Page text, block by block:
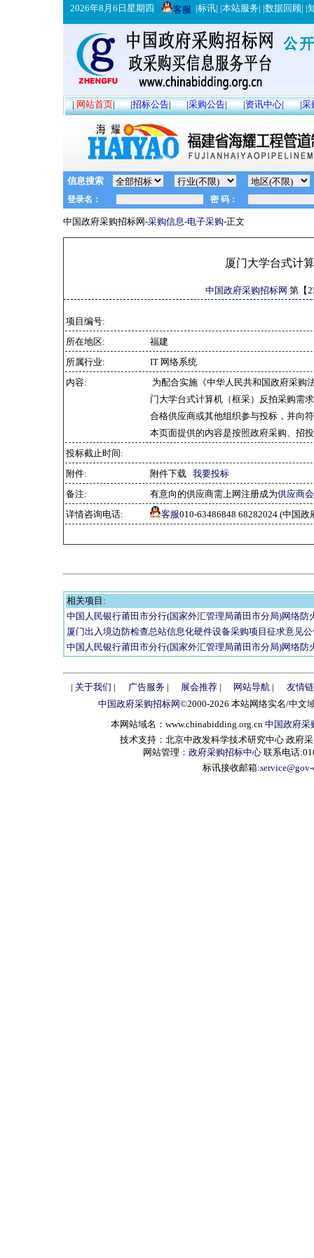
2026年8月6日星期四 客服 |标讯| |本站服务| |数据回顾| |
|网站首页| |招标公告| |采购公告| |资讯中心| |采
信息搜索
中国政府采购招标网-采购信息-电子采购-正文
厦门大学台式计
中国政府采购招标网 第【
项目编号:
所在地区:
福建
所属行业:
IT 网络系统
内容:
为配合实施《中华人民共和国政府采购
门大学台式计算机（框采）反拍采购需
合格供应商或其他组织参与投标，并向
本页面提供的内容是按照政府采购、招
投标截止时间:
附件:
附件下载 我要投标
备注:
有意向的供应商需上网注册成为供应商
详情咨询电话:
客服010-63486848 68282024 (中国
相关项目:
中国人民银行莆田市分行(国家外汇管理局莆田市分局)网络防
厦门出入境边防检查总站信息化硬件设备采购项目征求意见
中国人民银行莆田市分行(国家外汇管理局莆田市分局)网络防
| 关于我们 | 广告服务| 展会推荐| 网站导航 |
友情
中国政府采购招标网©2000-2026 本站网络实名/中文
本网站域名：www.chinabidding.org.cn 中国政府采
技术支持：北京中政发科学技术研究中心 政府
网站管理： 政府采购招标中心 联系电话
标讯接收邮箱: